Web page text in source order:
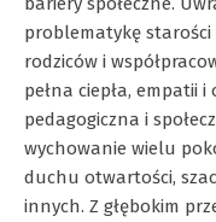
problematykę starości
rodziców i
pełna ciepła, empatii
pedagogiczna i
wychowanie wielu
duchu otwartości,
innych. Z głębokim